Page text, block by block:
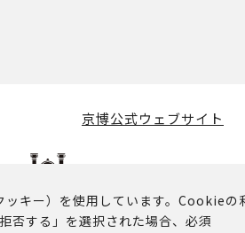
京博公式ウェブサイト
ンツに関する著作権その他の権利は、
キー）を使用しています。Cookieの
否する」を選択された場合、必須